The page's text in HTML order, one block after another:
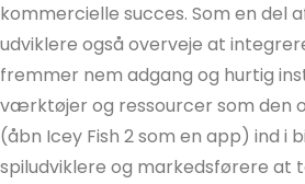
kommercielle succes. Som en del
udviklere også overveje at
fremmer nem adgang og hurtig
værktøjer og ressourcer som den
(åbn Icey Fish 2 som en app) ind i
spiludviklere og markedsførere at